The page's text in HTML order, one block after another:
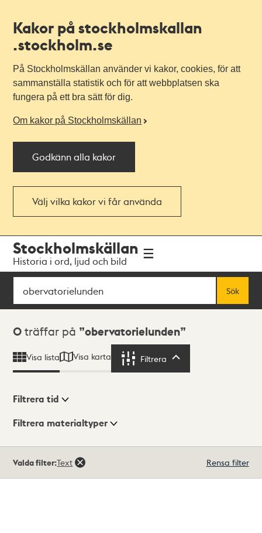
Kakor på stockholmskallan
.stockholm.se
På Stockholmskällan använder vi kakor, cookies, för att
sammanställa statistik och för att webbplatsen ska
fungera på ett bra sätt för dig.
Om kakor på Stockholmskällan
Godkänn alla kakor
Välj vilka kakor vi får använda
navigationen
huvudinnehållet
Stockholmskällan
Historia i ord, ljud och bild
Sök
Sök
Sökresultat
0 träffar på obervatorielunden
Visa lista Visa karta Filtrera
Visningsläge
Filtrera tid
Filtrera materialtyper
träffar
Valda filter:Text Rensa filter